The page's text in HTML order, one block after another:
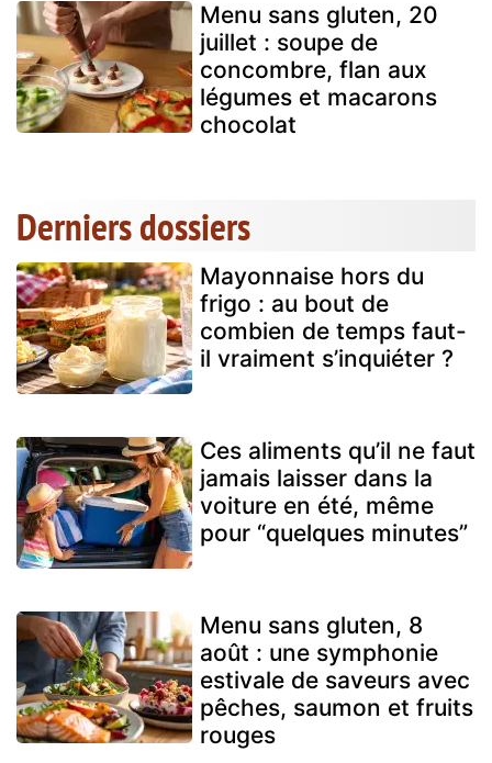
Menu sans gluten, 20
juillet : soupe de
concombre, flan aux
légumes et macarons
chocolat
Derniers dossiers
Mayonnaise hors du
frigo : au bout de
combien de temps faut-
il vraiment s’inquiéter ?
Ces aliments qu’il ne faut
jamais laisser dans la
voiture en été, même
pour “quelques minutes”
Menu sans gluten, 8
août : une symphonie
estivale de saveurs avec
pêches, saumon et fruits
rouges